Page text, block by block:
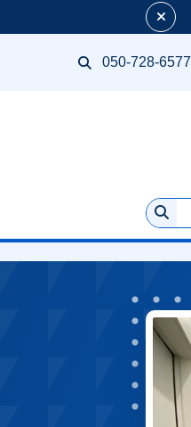
050-728-6577
חיפוש באתר